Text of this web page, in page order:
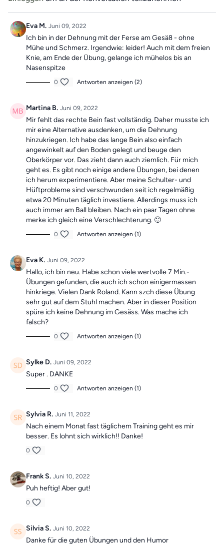
"Vergangene Trainings des Tages".
Eva M. Juni 09, 2022
Ich bin in der Dehnung mit der Ferse am Gesäß - ohne
Mühe und Schmerz. Irgendwie: leider! Auch mit dem freien
Knie, am Ende der Übung, gelange ich mühelos bis an
Nasenspitze
0 Antworten anzeigen (2)
Martina B. Juni 09, 2022
Mir fehlt das rechte Bein fast vollständig. Daher musste ich
mir eine Alternative ausdenken, um die Dehnung
hinzukriegen. Ich habe das lange Bein also einfach
angewinkelt auf den Boden gelegt und beuge den
Oberkörper vor. Das zieht dann auch ziemlich. Für mich
geht es. Es gibt noch einige andere Übungen, bei denen
ich herum experimentiere. Aber meine Schulter- und
Hüftprobleme sind verschwunden seit ich regelmäßig
etwa 20 Minuten täglich investiere. Allerdings muss ich
auch immer am Ball bleiben. Nach ein paar Tagen ohne
merke ich gleich eine Verschlechterung. 🙂
0 Antworten anzeigen (1)
Eva K. Juni 09, 2022
Hallo, ich bin neu. Habe schon viele wertvolle 7 Min.-
Übungen gefunden, die auch ich schon einigermassen
hinkriege. Vielen Dank Roland. Kann szch diese Übung
sehr gut auf dem Stuhl machen. Aber in dieser Position
spüre ich keine Dehnung im Gesäss. Was mache ich
falsch?
0 Antworten anzeigen (1)
Sylke D. Juni 09, 2022
Super . DANKE
0 Antworten anzeigen (1)
Sylvia R. Juni 11, 2022
Nach einem Monat fast täglichem Training geht es mir
besser. Es lohnt sich wirklich!! Danke!
0
Frank S. Juni 10, 2022
Puh heftig! Aber gut!
0
Silvia S. Juni 10, 2022
Danke für die guten Übungen und den Humor